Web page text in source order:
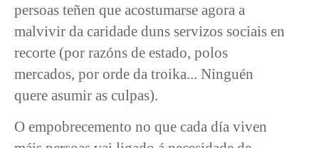
persoas teñen que acostumarse agora a
malvivir da caridade duns servizos sociais en
recorte (por razóns de estado, polos
mercados, por orde da troika... Ninguén
quere asumir as culpas).
O empobrecemento no que cada día viven